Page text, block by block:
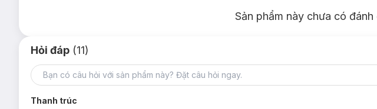
Sản phẩm này chưa có đánh
Hỏi đáp (11)
Thanh trúc